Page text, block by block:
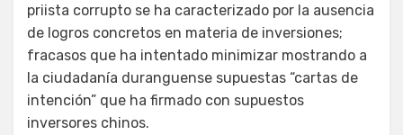
priista corrupto se ha caracterizado por la ausencia
de logros concretos en materia de inversiones;
fracasos que ha intentado minimizar mostrando a
la ciudadanía duranguense supuestas “cartas de
intención” que ha firmado con supuestos
inversores chinos.